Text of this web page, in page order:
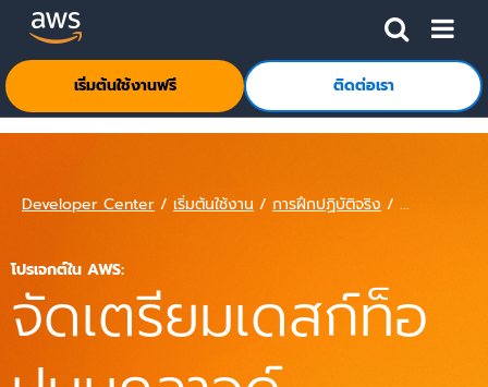
ข้ามไปที่เนื้อหาหลักคลิกที่นี่เพื่อกลับไปยังหน้าแรกของ Amazon Web Services
เริ่มต้นใช้งานฟรี ติดต่อเรา
Developer Center / เริ่มต้นใช้งาน / การฝึกปฏิบัติจริง / ...
โปรเจกต์ใน AWS:
จัดเตรียมเดสก์ท็อ